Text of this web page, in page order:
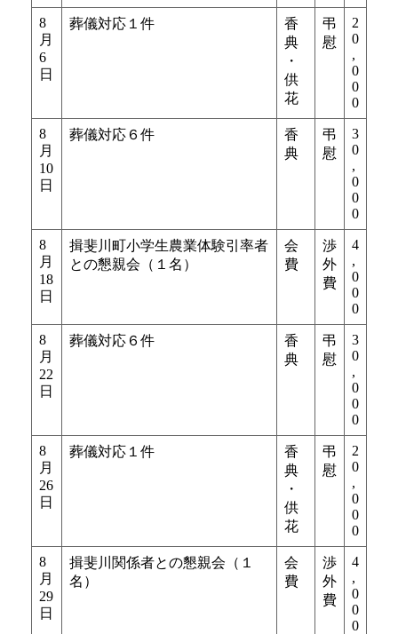
8
月
6
日
葬儀対応１件
香
典
・
供
花
弔
慰
2
0
,
0
0
0
8
月
10
日
葬儀対応６件
香
典
弔
慰
3
0
,
0
0
0
8
月
18
日
揖斐川町小学生農業体験引率者
との懇親会（１名）
会
費
渉
外
費
4
,
0
0
0
8
月
22
日
葬儀対応６件
香
典
弔
慰
3
0
,
0
0
0
8
月
26
日
葬儀対応１件
香
典
・
供
花
弔
慰
2
0
,
0
0
0
8
月
29
日
揖斐川関係者との懇親会（１
名）
会
費
渉
外
費
4
,
0
0
0